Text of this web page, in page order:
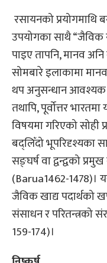
रसायनको
उपयोगका साथै “जैविक
पाइए तापनि, मानव
सोमबारे इलाकामा
थप अनुसन्धान
तथापि, पूर्वोत्तर
विषयमा गरिएको
बद्लिँदो भूपरिदृश्यका
सङ्घर्ष वा द्वन्द्वको
(Barua1462-1478)।
जैविक खाद्य पदार्थको
संसाधन र परितन्त्रको
159-174)।